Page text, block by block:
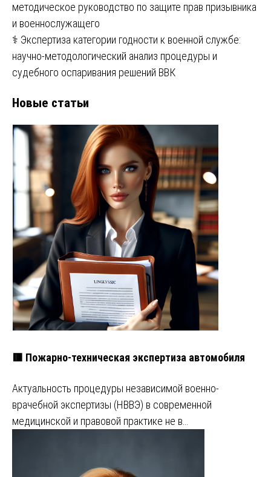
методическое руководство по защите прав призывника
и военнослужащего
⚕️ Экспертиза категории годности к военной службе:
научно-методологический анализ процедуры и
судебного оспаривания решений ВВК
Новые статьи
🟥 Пожарно-техническая экспертиза автомобиля
Актуальность процедуры независимой военно-
врачебной экспертизы (НВВЭ) в современной
медицинской и правовой практике не в…